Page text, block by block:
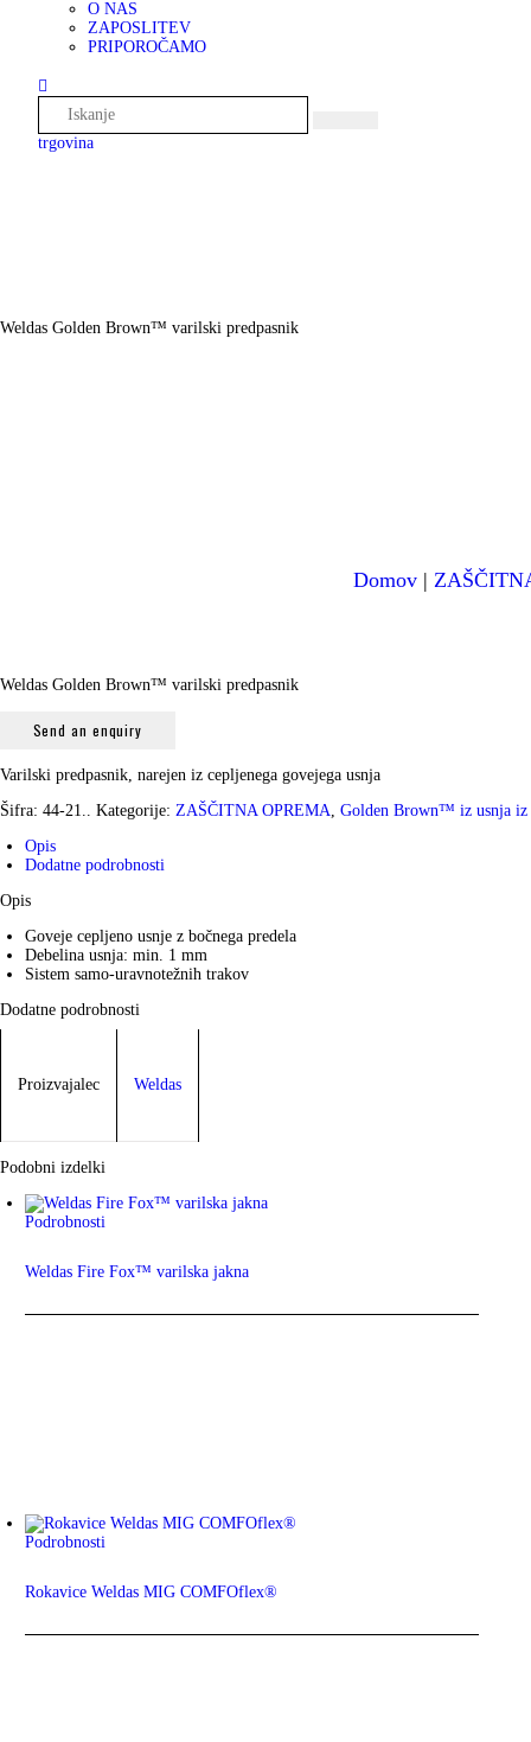
O NAS
ZAPOSLITEV
PRIPOROČAMO
trgovina
Weldas Golden Brown™ varilski predpasnik
Domov|
Weldas Golden Brown™ varilski predpasnik
Send an enquiry
Varilski predpasnik, narejen iz cepljenega govejega usnja
Šifra: 44-21.. Kategorije: ZAŠČITNA OPREMA, Golden Brown™ iz usnja iz
Opis
Dodatne podrobnosti
Opis
Goveje cepljeno usnje z bočnega predela
Debelina usnja: min. 1 mm
Sistem samo-uravnotežnih trakov
Dodatne podrobnosti
Proizvajalec Weldas
Podobni izdelki
Podrobnosti
Weldas Fire Fox™ varilska jakna
Podrobnosti
Rokavice Weldas MIG COMFOflex®